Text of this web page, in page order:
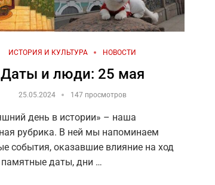
ИСТОРИЯ И КУЛЬТУРА НОВОСТИ
Даты и люди: 25 мая
25.05.2024 147 просмотров
день в истории» – наша
рубрика. В ней мы напоминаем
события, оказавшие влияние на ход
памятные даты, дни …